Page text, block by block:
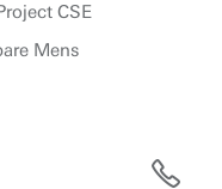
CSE
Mens